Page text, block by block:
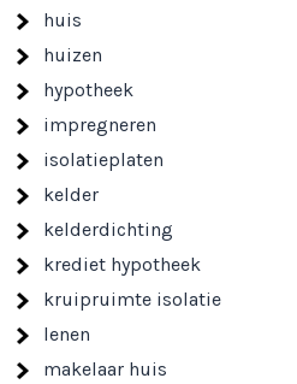
huis
huizen
hypotheek
impregneren
isolatieplaten
kelder
kelderdichting
krediet hypotheek
kruipruimte isolatie
lenen
makelaar huis